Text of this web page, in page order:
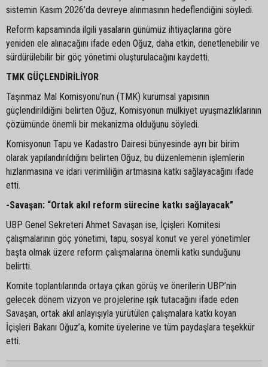
sistemin Kasım 2026’da devreye alınmasının hedeflendiğini söyledi.
Reform kapsamında ilgili yasaların günümüz ihtiyaçlarına göre
yeniden ele alınacağını ifade eden Oğuz, daha etkin, denetlenebilir ve
sürdürülebilir bir göç yönetimi oluşturulacağını kaydetti.
TMK GÜÇLENDİRİLİYOR
Taşınmaz Mal Komisyonu’nun (TMK) kurumsal yapısının
güçlendirildiğini belirten Oğuz, Komisyonun mülkiyet uyuşmazlıklarının
çözümünde önemli bir mekanizma olduğunu söyledi.
Komisyonun Tapu ve Kadastro Dairesi bünyesinde ayrı bir birim
olarak yapılandırıldığını belirten Oğuz, bu düzenlemenin işlemlerin
hızlanmasına ve idari verimliliğin artmasına katkı sağlayacağını ifade
etti.
-Savaşan: “Ortak akıl reform sürecine katkı sağlayacak”
UBP Genel Sekreteri Ahmet Savaşan ise, İçişleri Komitesi
çalışmalarının göç yönetimi, tapu, sosyal konut ve yerel yönetimler
başta olmak üzere reform çalışmalarına önemli katkı sunduğunu
belirtti.
Komite toplantılarında ortaya çıkan görüş ve önerilerin UBP’nin
gelecek dönem vizyon ve projelerine ışık tutacağını ifade eden
Savaşan, ortak akıl anlayışıyla yürütülen çalışmalara katkı koyan
İçişleri Bakanı Oğuz’a, komite üyelerine ve tüm paydaşlara teşekkür
etti.